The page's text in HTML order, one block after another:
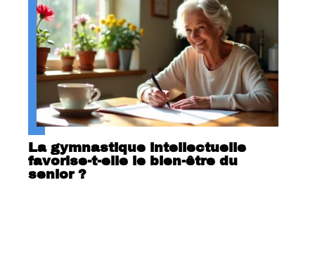
La gymnastique intellectuelle
favorise-t-elle le bien-être du
senior ?